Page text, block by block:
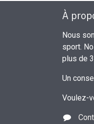
À
Nous
sport.
plus de
Un
Voulez-